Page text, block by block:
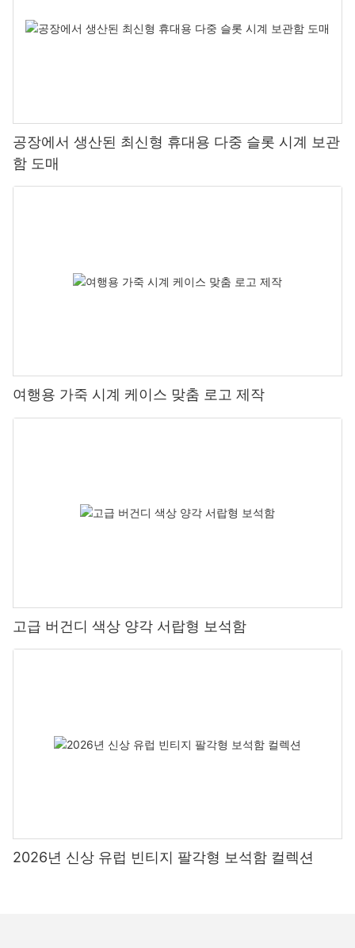
공장에서 생산된 최신형 휴대용 다중 슬롯 시계 보관
함 도매
여행용 가죽 시계 케이스 맞춤 로고 제작
고급 버건디 색상 양각 서랍형 보석함
2026년 신상 유럽 빈티지 팔각형 보석함 컬렉션